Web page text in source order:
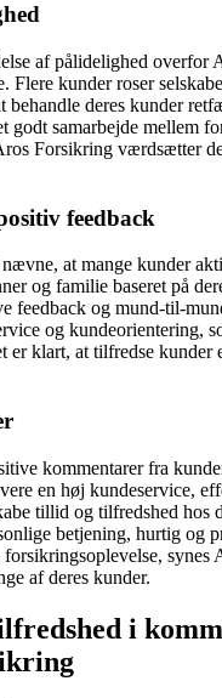
af pålidelighed overfor
Flere kunder roser
behandle deres kunder
godt samarbejde mellem
Forsikring værdsætter
feedback
at mange kunder
og familie baseret på
feedback og mund-til-
og kundeorientering,
klart, at tilfredse kunder
kommentarer fra
en høj kundeservice,
tillid og tilfredshed hos
betjening, hurtig og
synes
af deres kunder.
i